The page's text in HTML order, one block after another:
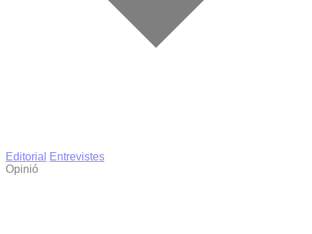
Editorial
Entrevistes
Opinió